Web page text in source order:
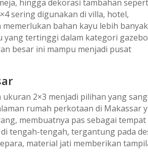
hingga dekorasi tambahan
sering digunakan di villa, hotel,
bahan kayu lebih banyak
yang tertinggi dalam kategori gazebo
besar ini mampu menjadi pusat
2×3 menjadi pilihan yang
rumah perkotaan di Makassar
membuatnya pas sebagai tempat
tengah-tengah, tergantung pada
material jati memberikan